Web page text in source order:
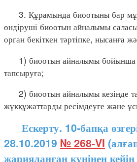
3. Құрамында биоотыны бар
өндіруші биоотын айналымы
орган бекіткен тәртіпке, нысанға
1) биоотын айналымы бойынша
тапсыруға;
2) биоотын айналымы кезінде
жүкқұжаттарды ресімдеуге және
Ескерту. 10-бапқа
28.10.2019 № 268-VI
жарияланған күнінен кейін